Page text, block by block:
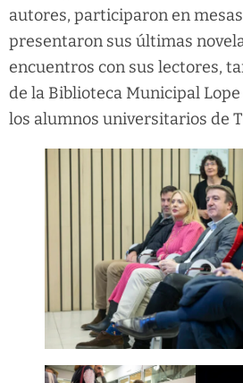
autores, participaron en
presentaron sus últimas
encuentros con sus lectores,
de la Biblioteca Municipal Lope
los alumnos universitarios de